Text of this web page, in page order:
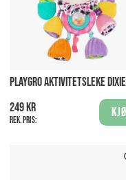
PLAYGRO AKTIVITETSLEKE
249 kr
Rek. pris: